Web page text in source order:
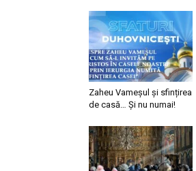
Zaheu Vameșul și sfințirea
de casă… Și nu numai!